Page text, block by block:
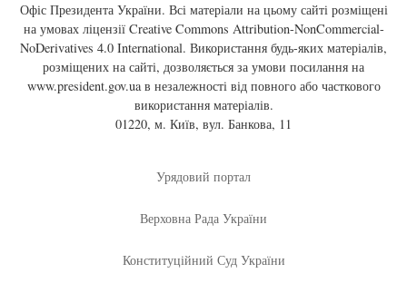
Офіс Президента України. Всі матеріали на цьому сайті розміщені
на умовах ліцензії Creative Commons Attribution-NonCommercial-
NoDerivatives 4.0 International. Використання будь-яких матеріалів,
розміщених на сайті, дозволяється за умови посилання на
www.president.gov.uaв незалежності від повного або часткового
використання матеріалів.
01220, м. Київ, вул. Банкова, 11
Урядовий портал
Верховна Рада України
Конституційний Суд України